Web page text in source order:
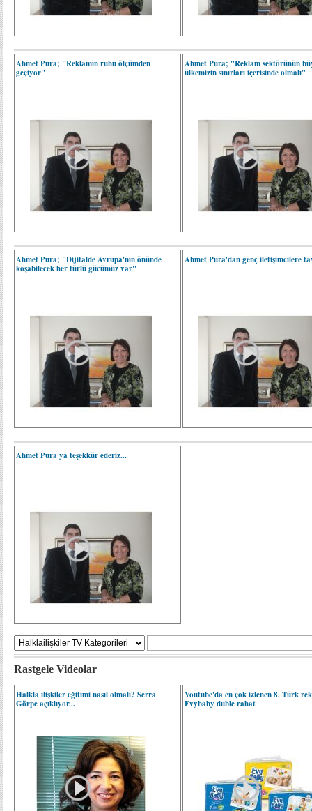
Ahmet Pura; "Reklamın ruhu ölçümden
geçiyor"
Ahmet Pura; "Reklam sektörünün
ülkemizin sınırları içerisinde olmalı"
Ahmet Pura; "Dijitalde Avrupa'nın önünde
koşabilecek her türlü gücümüz var"
Ahmet Pura'dan genç iletişimcilere
Ahmet Pura'ya teşekkür ederiz...
Rastgele Videolar
Halkla ilişkiler eğitimi nasıl olmalı? Serra
Görpe açıklıyor...
Youtube'da en çok izlenen 8. Türk
Evybaby duble rahat